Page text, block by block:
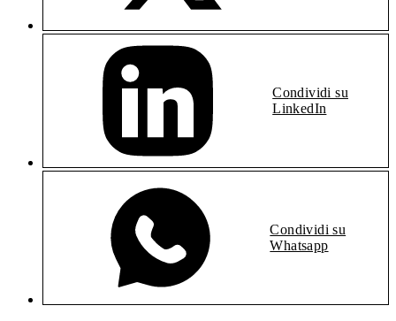
Condividi su
LinkedIn
Condividi su
Whatsapp